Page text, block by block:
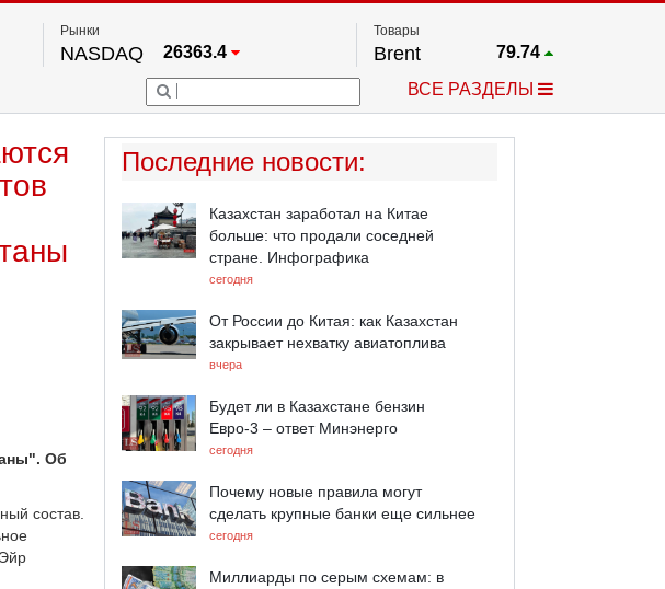
Рынки
NASDAQ 26363.4
FTSE 100 67.17
54349.1
S&P 500
24513.8
Товары
Brent 79.74
Платина
2.692
ВСЕ РАЗДЕЛЫ
Об
состав.
Последние новости:
Казахстан заработал на Китае
больше: что продали соседней
стране. Инфографика
сегодня
От России до Китая: как Казахстан
закрывает нехватку авиатоплива
вчера
Будет ли в Казахстане бензин
Евро-3 – ответ Минэнерго
сегодня
Почему новые правила могут
сделать крупные банки еще сильнее
сегодня
Миллиарды по серым схемам: в